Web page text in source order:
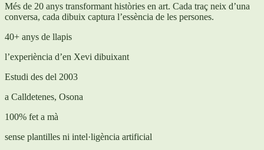
Més de 20 anys transformant històries en art. Cada traç neix d’una
conversa, cada dibuix captura l’essència de les persones.
40+ anys de llapis
l’experiència d’en Xevi dibuixant
Estudi des del 2003
a Calldetenes, Osona
100% fet a mà
sense plantilles ni intel·ligència artificial